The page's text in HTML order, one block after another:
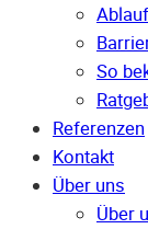
So
Referenzen
Kontakt
Über uns
Über